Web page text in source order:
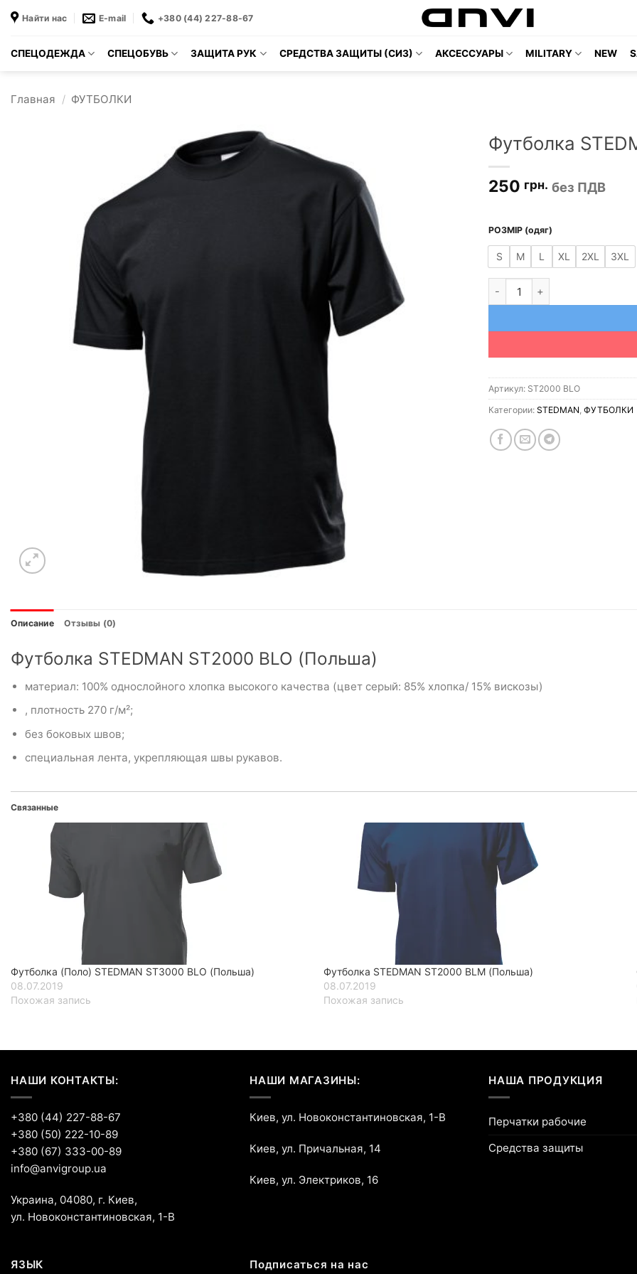
Найти нас E-mail +380 (44) 227-88-67
СПЕЦОДЕЖДА СПЕЦОБУВЬ ЗАЩИТА РУК СРЕДСТВА ЗАЩИТЫ (СИЗ) АКСЕССУАРЫ MILITARY NEW
Главная / ФУТБОЛКИ
Футболка
250 грн. без ПДВ
РОЗМІР (одяг)
S M L XL 2XL 3XL
Артикул: ST2000 BLO
Категории: STEDMAN ФУТБОЛКИ
Описание Отзывы (0)
Футболка STEDMAN ST2000 BLO (Польша)
материал: 100% однослойного хлопка высокого качества (цвет серый: 85% хлопка/ 15% вискозы)
, плотность 270 г/м²;
без боковых швов;
специальная лента, укрепляющая швы рукавов.
Связанные
Футболка (Поло) STEDMAN ST3000 BLO (Польша)
08.07.2019
Похожая запись
Футболка STEDMAN ST2000 BLM (Польша)
08.07.2019
Похожая запись
НАШИ КОНТАКТЫ:
+380 (44) 227-88-67
+380 (50) 222-10-89
+380 (67) 333-00-89
info@anvigroup.ua
Украина, 04080, г. Киев,
ул. Новоконстантиновская, 1-В
НАШИ МАГАЗИНЫ:
Киев, ул. Новоконстантиновская, 1-В
Киев, ул. Причальная, 14
Киев, ул. Электриков, 16
НАША ПРОДУКЦИЯ
Перчатки рабочие
Средства защиты
ЯЗЫК Подписаться на нас